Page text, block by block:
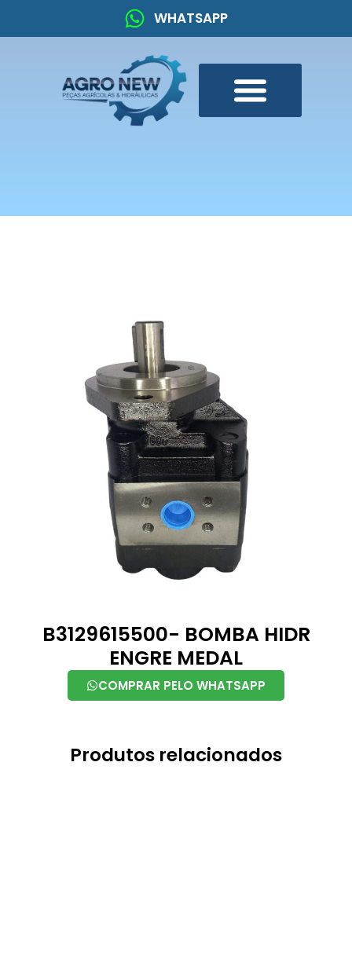
WHATSAPP
B3129615500- BOMBA HIDR
ENGRE MEDAL
COMPRAR PELO WHATSAPP
Produtos relacionados